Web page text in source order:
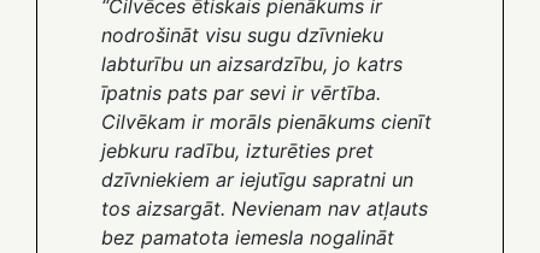
“Cilvēces ētiskais pienākums ir
nodrošināt visu sugu dzīvnieku
labturību un aizsardzību, jo katrs
īpatnis pats par sevi ir vērtība.
Cilvēkam ir morāls pienākums cienīt
jebkuru radību, izturēties pret
dzīvniekiem ar iejutīgu sapratni un
tos aizsargāt. Nevienam nav atļauts
bez pamatota iemesla nogalināt